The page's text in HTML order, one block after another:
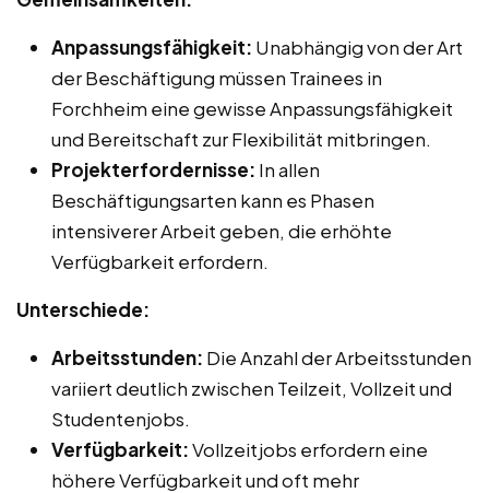
Anpassungsfähigkeit: Unabhängig von der Art
der Beschäftigung müssen Trainees in
Forchheim eine gewisse Anpassungsfähigkeit
und Bereitschaft zur Flexibilität mitbringen.
Projekterfordernisse: In allen
Beschäftigungsarten kann es Phasen
intensiverer Arbeit geben, die erhöhte
Verfügbarkeit erfordern.
Unterschiede:
Arbeitsstunden: Die Anzahl der Arbeitsstunden
variiert deutlich zwischen Teilzeit, Vollzeit und
Studentenjobs.
Verfügbarkeit:Vollzeitjobs erfordern eine
höhere Verfügbarkeit und oft mehr